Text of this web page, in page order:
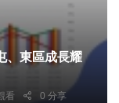
看 0 分享